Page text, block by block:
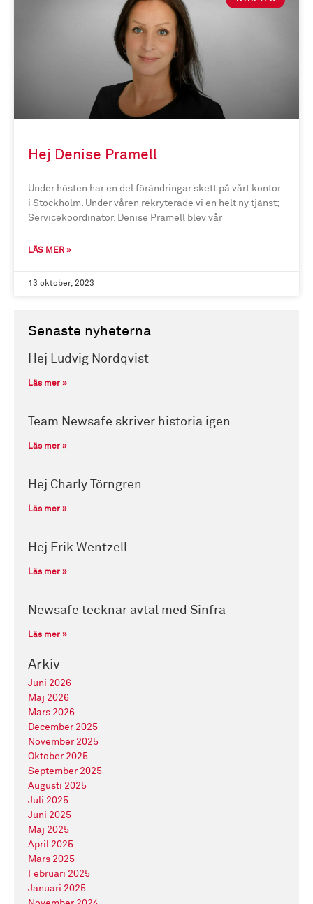
Hej Denise Pramell
Under hösten har en del förändringar skett på vårt kontor
i Stockholm. Under våren rekryterade vi en helt ny tjänst;
Servicekoordinator. Denise Pramell blev vår
LÄS MER »
13 oktober, 2023
Senaste nyheterna
Hej Ludvig Nordqvist
Läs mer »
Team Newsafe skriver historia igen
Läs mer »
Hej Charly Törngren
Läs mer »
Hej Erik Wentzell
Läs mer »
Newsafe tecknar avtal med Sinfra
Läs mer »
Arkiv
Juni 2026
Maj 2026
Mars 2026
December 2025
November 2025
Oktober 2025
September 2025
Augusti 2025
Juli 2025
Juni 2025
Maj 2025
April 2025
Mars 2025
Februari 2025
Januari 2025